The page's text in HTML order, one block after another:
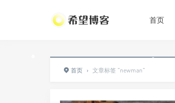
首页
首页 › 文章标签 "newman"